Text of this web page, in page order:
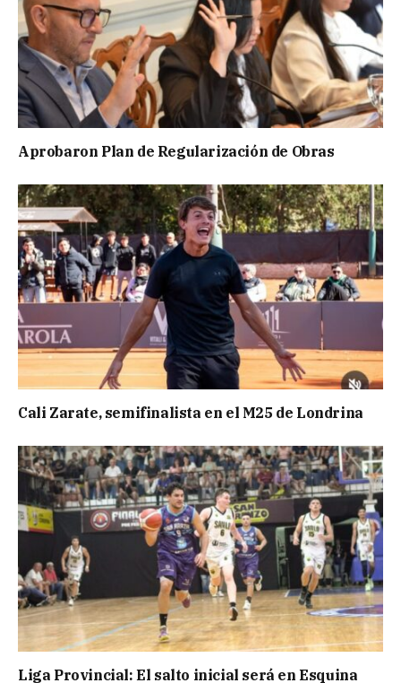
Aprobaron Plan de Regularización de Obras
Cali Zarate, semifinalista en el M25 de Londrina
Liga Provincial: El salto inicial será en Esquina